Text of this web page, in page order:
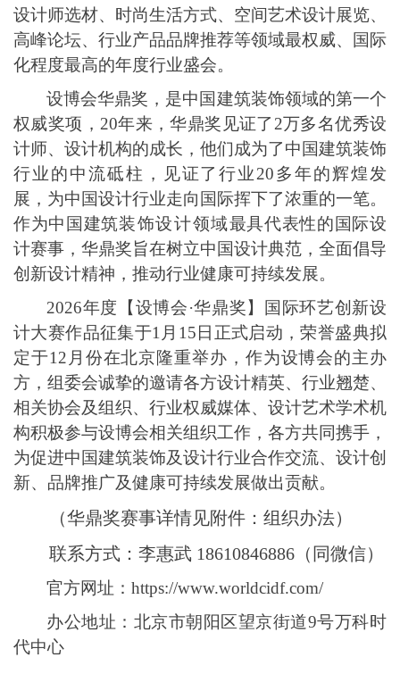
设计师选材、时尚生活方式、空间艺术设计展览、
高峰论坛、行业产品品牌推荐等领域最权威、国际
化程度最高的年度行业盛会。
设博会华鼎奖，是中国建筑装饰领域的第一个
权威奖项， 20年来，华鼎奖见证了2万多名优秀设
计师、设计机构的成长，他们成为了中国建筑装饰
行业的中流砥柱，见证了行业20多年的辉煌发
展，为中国设计行业走向国际挥下了浓重的一笔。
作为中国建筑装饰设计领域最具代表性的国际设
计赛事，华鼎奖旨在树立中国设计典范，全面倡导
创新设计精神，推动行业健康可持续发展。
2026年度【设博会·华鼎奖】国际环艺创新设
计大赛作品征集于1月15日正式启动，荣誉盛典拟
定于12月份在北京隆重举办 ，作为设博会的主办
方 ， 组委会诚挚的邀请各方设计精英、行业翘楚、
相关协会及组织、行业权威媒体、设计艺术学术机
构积极参与设博会相关组织工作，各方共同携手，
为促进中国建筑装饰及设计行业合作交流、设计创
新、品牌推广及健康可持续发展做出贡献。
（华鼎奖赛事详情见附件：组织办法）
联系方式： 李惠武 18610846886（同微信）
官方网址： https://www.worldcidf.com/
办公地址：北京市朝阳区望京街道9号万科时
代中心